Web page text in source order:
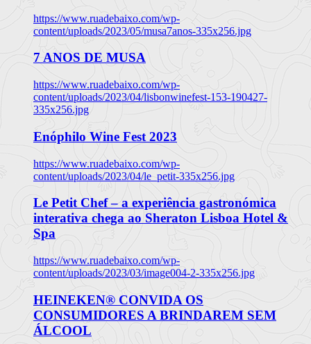
https://www.ruadebaixo.com/wp-
content/uploads/2023/05/musa7anos-335x256.jpg
7 ANOS DE MUSA
https://www.ruadebaixo.com/wp-
content/uploads/2023/04/lisbonwinefest-153-190427-
335x256.jpg
Enóphilo Wine Fest 2023
https://www.ruadebaixo.com/wp-
content/uploads/2023/04/le_petit-335x256.jpg
Le Petit Chef – a experiência gastronómica
interativa chega ao Sheraton Lisboa Hotel &
Spa
https://www.ruadebaixo.com/wp-
content/uploads/2023/03/image004-2-335x256.jpg
HEINEKEN® CONVIDA OS
CONSUMIDORES A BRINDAREM SEM
ÁLCOOL